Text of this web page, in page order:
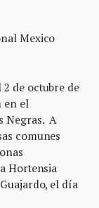
Mexico
2 de octubre de
en el
Negras. A
comunes
Hortensia
el día